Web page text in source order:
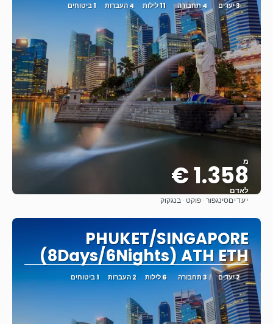
3 יעדים 4 תחבורה 11 לילות 4 העברות 1 ביטוחים
מ
1.358 €
לאדם
יעדיםסינגפור · פוקט · בנגקוק
PHUKET/SINGAPORE
(8Days/6Nights) ATH ETH
2 יעדים 3 תחבורה 6 לילות 2 העברות 1 ביטוחים